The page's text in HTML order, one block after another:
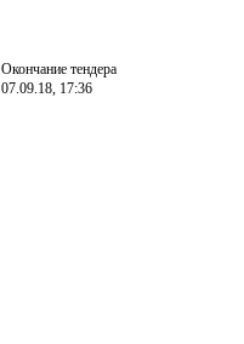
Окончание тендера
07.09.18, 17:36